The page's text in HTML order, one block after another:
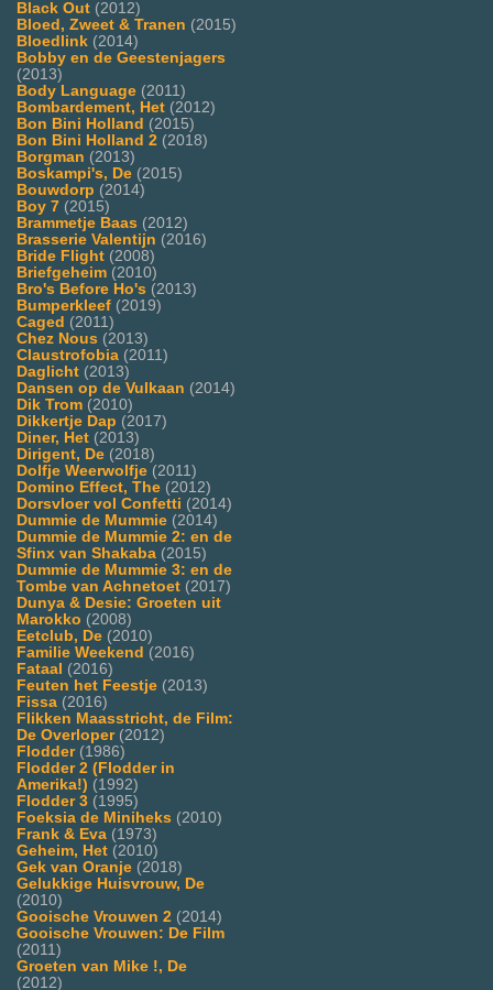
Black Out (2012)
Bloed, Zweet & Tranen (2015)
Bloedlink (2014)
Bobby en de Geestenjagers
(2013)
Body Language (2011)
Bombardement, Het (2012)
Bon Bini Holland (2015)
Bon Bini Holland 2 (2018)
Borgman (2013)
Boskampi's, De (2015)
Bouwdorp (2014)
Boy 7 (2015)
Brammetje Baas (2012)
Brasserie Valentijn (2016)
Bride Flight (2008)
Briefgeheim (2010)
Bro's Before Ho's (2013)
Bumperkleef (2019)
Caged (2011)
Chez Nous (2013)
Claustrofobia (2011)
Daglicht (2013)
Dansen op de Vulkaan (2014)
Dik Trom (2010)
Dikkertje Dap (2017)
Diner, Het (2013)
Dirigent, De (2018)
Dolfje Weerwolfje (2011)
Domino Effect, The (2012)
Dorsvloer vol Confetti (2014)
Dummie de Mummie (2014)
Dummie de Mummie 2: en de
Sfinx van Shakaba (2015)
Dummie de Mummie 3: en de
Tombe van Achnetoet (2017)
Dunya & Desie: Groeten uit
Marokko (2008)
Eetclub, De (2010)
Familie Weekend (2016)
Fataal (2016)
Feuten het Feestje (2013)
Fissa (2016)
Flikken Maasstricht, de Film:
De Overloper(2012)
Flodder(1986)
Flodder 2 (Flodder in
Amerika!) (1992)
Flodder 3 (1995)
Foeksia de Miniheks (2010)
Frank & Eva (1973)
Geheim, Het (2010)
Gek van Oranje (2018)
Gelukkige Huisvrouw, De
(2010)
Gooische Vrouwen 2 (2014)
Gooische Vrouwen: De Film
(2011)
Groeten van Mike !, De
(2012)